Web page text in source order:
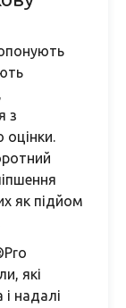
з
оцінки.
як підйом
які
надалі